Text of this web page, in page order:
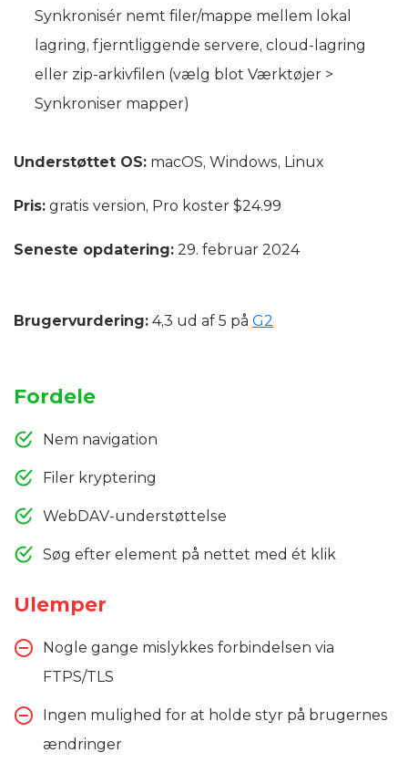
Synkronisér nemt filer/mappe mellem lokal
lagring, fjerntliggende servere, cloud-lagring
eller zip-arkivfilen (vælg blot Værktøjer >
Synkroniser mapper)
Understøttet OS: macOS, Windows, Linux
Pris: gratis version, Pro koster $24.99
Seneste opdatering: 29. februar 2024
Brugervurdering: 4,3 ud af 5 på G2
Fordele
Nem navigation
Filer kryptering
WebDAV-understøttelse
Søg efter element på nettet med ét klik
Ulemper
Nogle gange mislykkes forbindelsen via
FTPS/TLS
Ingen mulighed for at holde styr på brugernes
ændringer